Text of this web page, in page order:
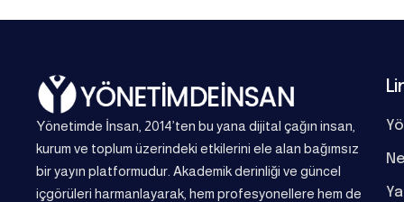
Yönetimde İnsan, 2014’ten bu yana dijital çağın insan,
kurum ve toplum üzerindeki etkilerini ele alan bağımsız
bir yayın platformudur. Akademik derinliği ve güncel
içgörüleri harmanlayarak, hem profesyonellere hem de